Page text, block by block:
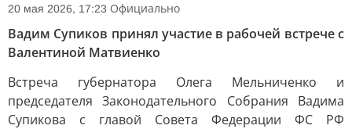
20 мая 2026, 17:23 Официально
Вадим Супиков принял участие в рабочей встрече с
Валентиной Матвиенко
Встреча губернатора Олега Мельниченко и
председателя Законодательного Собрания Вадима
Супикова с главой Совета Федерации ФС РФ